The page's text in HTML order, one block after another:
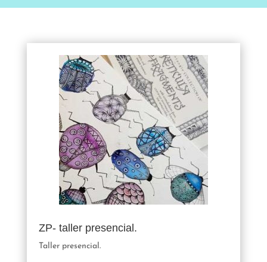
ZP- taller presencial.
Taller presencial.